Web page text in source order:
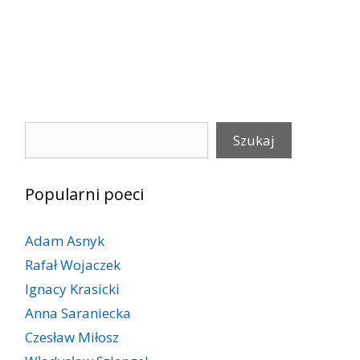
Szukaj
Popularni poeci
Adam Asnyk
Rafał Wojaczek
Ignacy Krasicki
Anna Saraniecka
Czesław Miłosz